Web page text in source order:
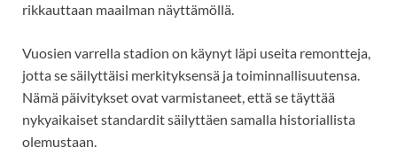
rikkauttaan maailman näyttämöllä.
Vuosien varrella stadion on käynyt läpi useita remontteja,
jotta se säilyttäisi merkityksensä ja toiminnallisuutensa.
Nämä päivitykset ovat varmistaneet, että se täyttää
nykyaikaiset standardit säilyttäen samalla historiallista
olemustaan.